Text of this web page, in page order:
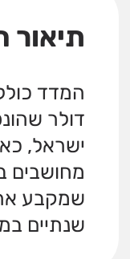
תיאור
המדד
דולר
ישראל,
מחושבים
שמקבע
שנתיים